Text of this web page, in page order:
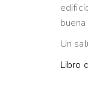
Un
Libro